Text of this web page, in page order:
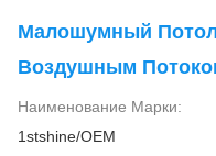
Малошумный
Воздушным
Наименование Марки:
1stshine/OEM